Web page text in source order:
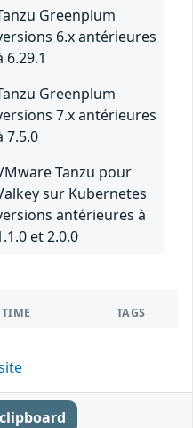
Greenplum
6.x antérieures
6.29.1
Greenplum
7.x antérieures
7.5.0
Tanzu pour
sur Kubernetes
antérieures à
et 2.0.0
TAGS